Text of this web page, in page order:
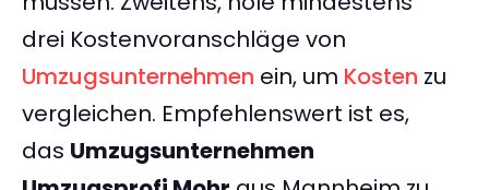
drei Kostenvoranschläge von
Umzugsunternehmen ein, um Kosten zu
vergleichen. Empfehlenswert ist es,
das Umzugsunternehmen